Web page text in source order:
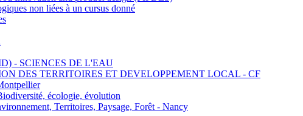
non liées à un cursus donné
- SCIENCES DE L'EAU
DES TERRITOIRES ET DEVELOPPEMENT LOCAL - CF
écologie, évolution
Territoires, Paysage, Forêt - Nancy